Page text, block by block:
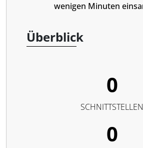
wenigen Minuten
Überblick
0
SCHNITTSTELLEN
0